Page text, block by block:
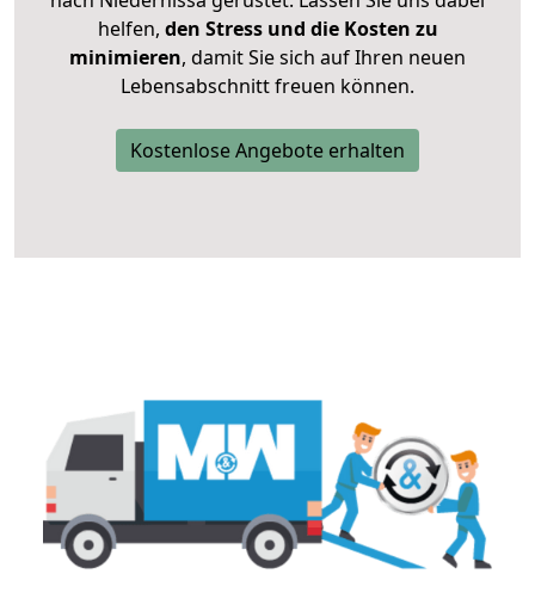
helfen, den Stress und die Kosten zu
minimieren, damit Sie sich auf Ihren neuen
Lebensabschnitt freuen können.
Kostenlose Angebote erhalten